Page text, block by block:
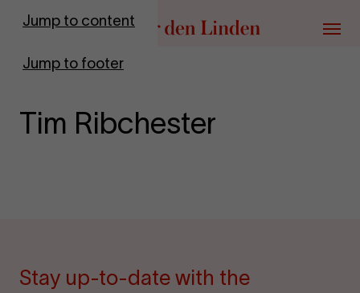
Jump to content
Jump to footer
Go to homepage
Menu
Tim Ribchester
Stay up-to-date with the